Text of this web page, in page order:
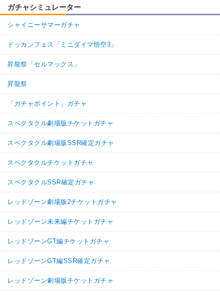
ガチャシミュレーター
シャイニーサマーガチャ
ドッカンフェス「ミニダイマ悟空3」
昇龍祭「セルマックス」
昇龍祭
「ガチャポイント」ガチャ
スペクタクル劇場版チケットガチャ
スペクタクル劇場版SSR確定ガチャ
スペクタクルチケットガチャ
スペクタクルSSR確定ガチャ
レッドゾーン劇場版2チケットガチャ
レッドゾーン未来編チケットガチャ
レッドゾーンGT編チケットガチャ
レッドゾーンGT編SSR確定ガチャ
レッドゾーン劇場版チケットガチャ